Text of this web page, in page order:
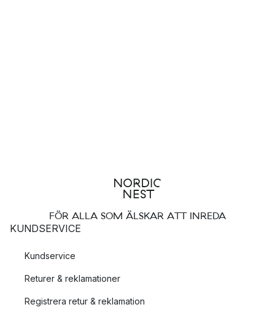
FÖR ALLA SOM ÄLSKAR ATT INREDA
KUNDSERVICE
Kundservice
Returer & reklamationer
Registrera retur & reklamation